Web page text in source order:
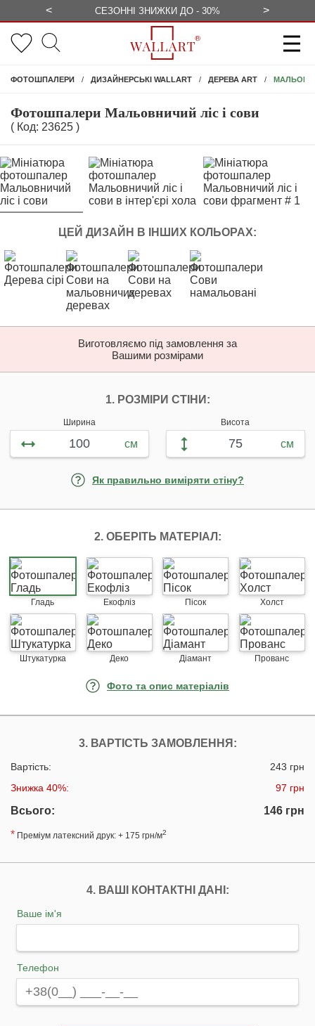
< СЕЗОННІ ЗНИЖКИ ДО - 30% >
ФОТОШПАЛЕРИ ДИЗАЙНЕРСЬКІ WALLART ДЕРЕВА ART
Фотошпалери Мальовничий ліс і сови
( Код: 23625 )
ЦЕЙ ДИЗАЙН В ІНШИХ КОЛЬОРАХ:
Виготовляємо під замовлення за
Вашими розмірами
1. РОЗМІРИ СТІНИ:
Ширина
см
Висота
см
Як правильно виміряти стіну?
2. ОБЕРІТЬ МАТЕРІАЛ:
Гладь Екофліз Пісок Холст
Штукатурка Деко Діамант Прованс
Фото та опис матеріалів
3. ВАРТІСТЬ ЗАМОВЛЕННЯ:
Вартість:
243 грн
Знижка 40%:
97 грн
Всього:
146 грн
* Преміум латексний друк: + 175 грн/м2
4. ВАШІ КОНТАКТНІ ДАНІ:
Ваше ім'я
Телефон